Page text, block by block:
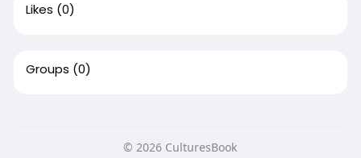
Likes (0)
Groups (0)
© 2026 CulturesBook